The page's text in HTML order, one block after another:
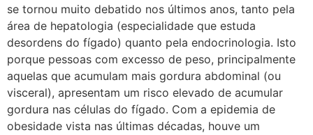
se tornou muito debatido nos últimos anos, tanto pela
área de hepatologia (especialidade que estuda
desordens do fígado) quanto pela endocrinologia. Isto
porque pessoas com excesso de peso, principalmente
aquelas que acumulam mais gordura abdominal (ou
visceral), apresentam um risco elevado de acumular
gordura nas células do fígado. Com a epidemia de
obesidade vista nas últimas décadas, houve um